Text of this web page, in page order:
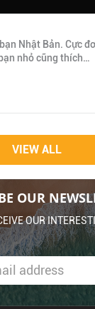
Nhật Bản. Cực
nhỏ cũng thích…
VIEW ALL
OUR
OUR